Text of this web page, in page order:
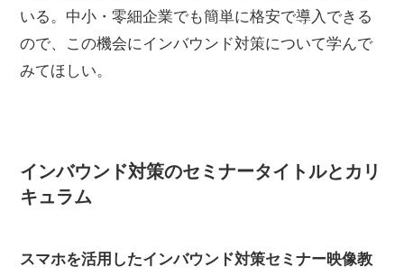
いる。中小・零細企業でも簡単に格安で導入できる
ので、この機会にインバウンド対策について学んで
みてほしい。
インバウンド対策のセミナータイトルとカリ
キュラム
スマホを活用したインバウンド対策セミナー映像教